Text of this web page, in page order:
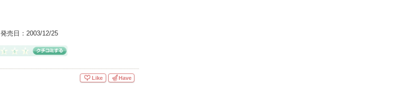
発売日： 2003/12/25
Like Have